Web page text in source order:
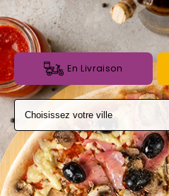
VOTRE COMPTE
NOTRE RESTAURANT
VOS AVIS
MENTIONS LÉGALES
En Livraison